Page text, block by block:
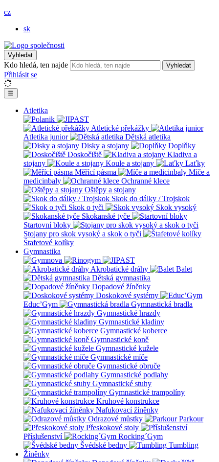
cz
sk
Vyhledat
Kdo hledá, ten najde Vyhledat
Přihlásit se
☰
Atletika
Atletické překážky
Atletika junior
Dětská atletika
Disky a stojany
Doplňky
Doskočiště
Kladiva a
stojany
Koule a stojany
Laťky
Měřící pásma
Míče a
medicinbaly
Ochranné klece
Oštěpy a stojany
Skok do dálky / Trojskok
Skok o tyči
Skok vysoký
Skokanské tyče
Startovní bloky
Stojany pro skok vysoký a skok o tyči
Štafetové kolíky
Gymnastika
Akrobatické dráhy
Balet
Dětská gymnastika
Dopadové žíněnky
Doskokové systémy
Educ’Gym
Gymnastická bradla
Gymnastické hrazdy
Gymnastické kladiny
Gymnastické koberce
Gymnastické koně
Gymnastické kužele
Gymnastické míče
Gymnastické obruče
Gymnastické podlahy
Gymnastické stuhy
Gymnastické trampolíny
Kruhové konstrukce
Nafukovací žíněnky
Odrazové můstky
Parkour
Přeskokové stoly
Příslušenství
Rocking´Gym
Švédské bedny
Tumbling
Žíněnky